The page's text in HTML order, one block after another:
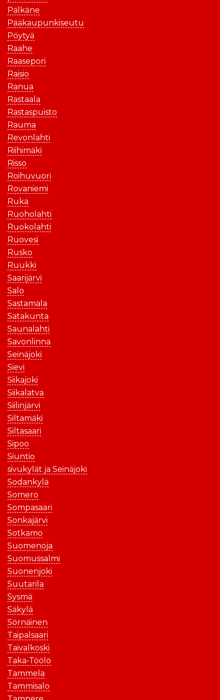
Pälkäne
Pääkaupunkiseutu
Pöytyä
Raahe
Raasepori
Raisio
Ranua
Rastaala
Rastaspuisto
Rauma
Revonlahti
Riihimäki
Risso
Roihuvuori
Rovaniemi
Ruka
Ruoholahti
Ruokolahti
Ruovesi
Rusko
Ruukki
Saarijärvi
Salo
Sastamala
Satakunta
Saunalahti
Savonlinna
Seinäjoki
Sievi
Siikajoki
Siikalatva
Siilinjärvi
Siltamäki
Siltasaari
Sipoo
Siuntio
sivukylät ja Seinäjoki
Sodankylä
Somero
Sompasaari
Sonkajärvi
Sotkamo
Suomenoja
Suomussalmi
Suonenjoki
Suutarila
Sysmä
Säkylä
Sörnäinen
Taipalsaari
Taivalkoski
Taka-Töölö
Tammela
Tammisalo